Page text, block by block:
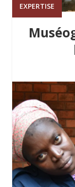
EXPERTISE